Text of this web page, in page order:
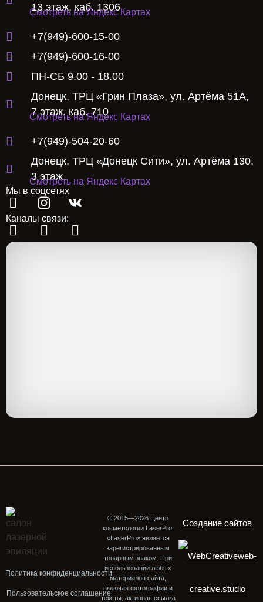
13 этаж, каб. 1306
Смотреть на Яндекс Картах
+7(949)-600-15-00
+7(949)-600-16-00
ПН-СБ 9.00 - 18.00
Донецк, ТРЦ «Грин Плаза», ул. Артёма 51А,
7 этаж, каб. 710
Смотреть на Яндекс Картах
+7(949)-504-20-60
Донецк, ТРЦ «Донецк Сити», ул. Артёма 130,
3 этаж
Смотреть на Яндекс Картах
Мы в соцсетях
Каналы связи:
Политика конфиденциальности
Пользовательское соглашение
© 2015—2026 Центр
косметологии LaserPro.
«LaserPro» является
зарегистрированным
товарным знаком. При
использовании любых
материалов сайта,
включая фотографии и
тексты, активная ссылка
Создание сайтов
web-
creative.studio